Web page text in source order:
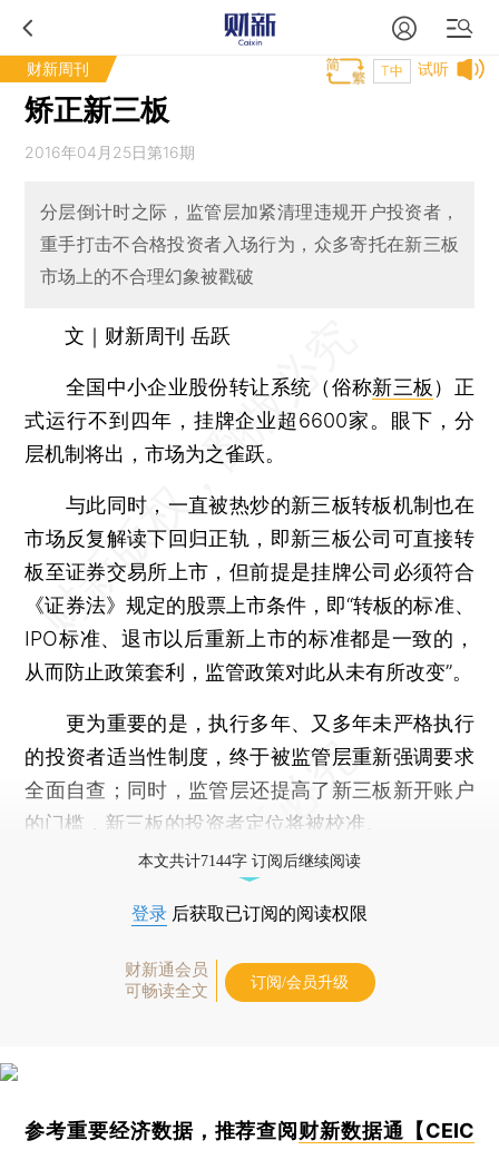
财新周刊 试听
T中
矫正新三板
2016年04月25日第16期
分层倒计时之际，监管层加紧清理违规开户投资者，
重手打击不合格投资者入场行为，众多寄托在新三板
市场上的不合理幻象被戳破
文｜财新周刊 岳跃
全国中小企业股份转让系统（俗称新三板 ）正
式运行不到四年，挂牌企业超6600家。眼下，分
层机制将出，市场为之雀跃。
与此同时，一直被热炒的新三板转板机制也在
市场反复解读下回归正轨，即新三板公司可直接转
板至证券交易所上市，但前提是挂牌公司必须符合
《证券法》规定的股票上市条件，即“转板的标准、
IPO标准、退市以后重新上市的标准都是一致的，
从而防止政策套利，监管政策对此从未有所改变”。
更为重要的是，执行多年、又多年未严格执行
的投资者适当性制度，终于被监管层重新强调要求
全面自查；同时，监管层还提高了新三板新开账户
的门槛，新三板的投资者定位将被校准。
本文共计7144字 订阅后继续阅读
登录 后获取已订阅的阅读权限
财新通会员
可畅读全文
订阅/会员升级
参考重要经济数据，推荐查阅 财新数据通【CEIC